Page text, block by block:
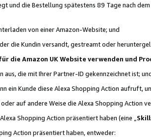
und die Bestellung spätestens 89 Tage nach
von einer Amazon-Website; und
die Kundin versandt, gestreamt oder
die Amazon UK Website verwenden und
die mit Ihrer Partner-ID gekennzeichnet ist;
Kunde diese Alexa Shopping Action aufruft,
auf andere Weise die Alexa Shopping Action
Shopping Action präsentiert haben (eine „
Action präsentiert haben, entweder: